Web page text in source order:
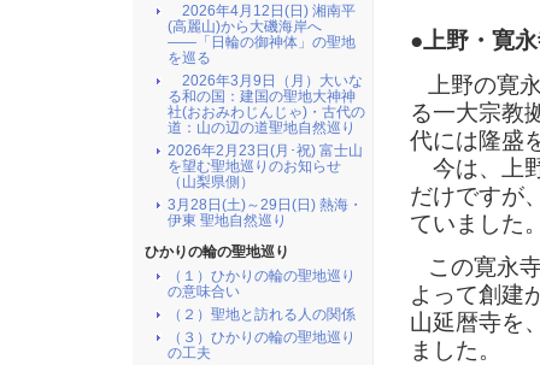
●上野・寛
上野の寛
る一大宗教
代には隆盛
今は、上
だけですが
ていました
この寛永
よって創建
山延暦寺を
ました。
2026年4月12日(日) 湘南平
(高麗山)から大磯海岸へ
――「日輪の御神体」の聖地
を巡る
2026年3月9日（月）大いな
る和の国：建国の聖地大神神
社(おおみわじんじゃ)・古代の
道：山の辺の道聖地自然巡り
2026年2月23日(月･祝) 富士山
を望む聖地巡りのお知らせ
（山梨県側）
3月28日(土)～29日(日) 熱海・
伊東 聖地自然巡り
ひかりの輪の聖地巡り
（１）ひかりの輪の聖地巡り
の意味合い
（２）聖地と訪れる人の関係
（３）ひかりの輪の聖地巡り
の工夫